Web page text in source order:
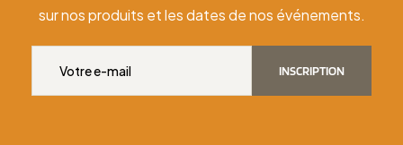
sur nos produits et les dates de nos événements.
INSCRIPTION